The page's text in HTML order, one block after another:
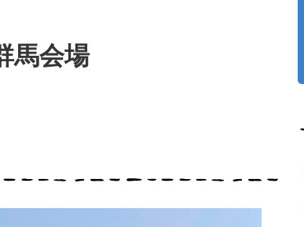
馬会場